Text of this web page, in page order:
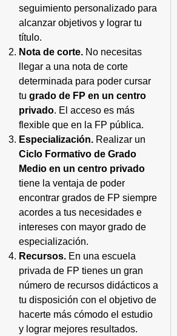
seguimiento personalizado para
alcanzar objetivos y lograr tu
título.
Nota de corte. No necesitas
llegar a una nota de corte
determinada para poder cursar
tu grado de FP en un centro
privado. El acceso es más
flexible que en la FP pública.
Especialización. Realizar un
Ciclo Formativo de Grado
Medio en un centro privado
tiene la ventaja de poder
encontrar grados de FP siempre
acordes a tus necesidades e
intereses con mayor grado de
especialización.
Recursos. En una escuela
privada de FP tienes un gran
número de recursos didácticos a
tu disposición con el objetivo de
hacerte más cómodo el estudio
y lograr mejores resultados.